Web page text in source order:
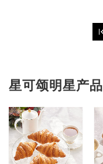
星可颂明星产品